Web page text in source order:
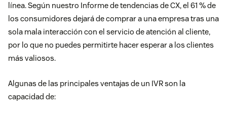
línea. Según nuestro Informe de tendencias de CX, el 61 % de
los consumidores dejará de comprar a una empresa tras una
sola mala interacción con el servicio de atención al cliente,
por lo que no puedes permitirte hacer esperar a los clientes
más valiosos.
Algunas de las principales ventajas de un IVR son la
capacidad de: